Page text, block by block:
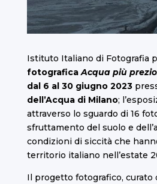
Istituto Italiano di Fotografia
fotografica Acqua più
dal 6 al 30 giugno 2023
dell’Acqua di Milano;
attraverso lo sguardo di 16
sfruttamento del suolo e
condizioni di siccità che
territorio italiano nell’estate
Il progetto fotografico, curato